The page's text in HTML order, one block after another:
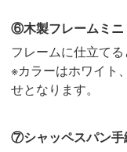
⑥木製フレームミ
フレームに仕立てる
※カラーはホワイト
せとなります。
⑦シャッペスパン手